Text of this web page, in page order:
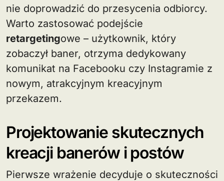
nie doprowadzić do przesycenia odbiorcy.
Warto zastosować podejście
retargetingowe – użytkownik, który
zobaczył baner, otrzyma dedykowany
komunikat na Facebooku czy Instagramie z
nowym, atrakcyjnym kreacyjnym
przekazem.
Projektowanie skutecznych
kreacji banerów i postów
Pierwsze wrażenie decyduje o skuteczności